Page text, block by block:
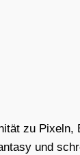
zu Pixeln,
und